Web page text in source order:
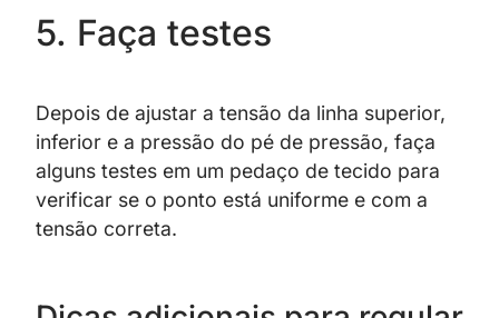
5. Faça testes
Depois de ajustar a tensão da linha superior,
inferior e a pressão do pé de pressão, faça
alguns testes em um pedaço de tecido para
verificar se o ponto está uniforme e com a
tensão correta.